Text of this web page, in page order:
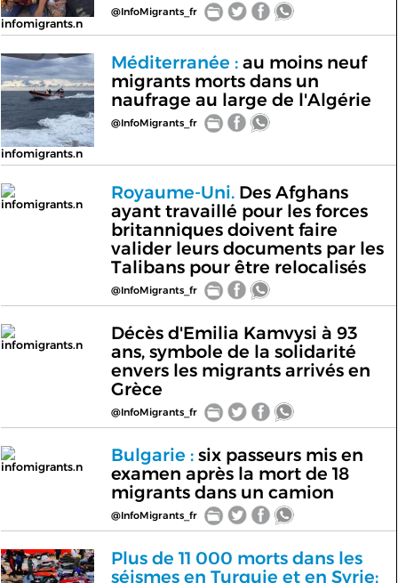
infomigrants.n
@InfoMigrants_fr
infomigrants.n
Méditerranée :au moins neuf
migrants morts dans un
naufrage au large de l'Algérie
@InfoMigrants_fr
infomigrants.n
Royaume-Uni.Des Afghans
ayant travaillé pour les forces
britanniques doivent faire
valider leurs documents par les
Talibans pour être relocalisés
@InfoMigrants_fr
infomigrants.n
Décès d'Emilia Kamvysi à 93
ans, symbole de la solidarité
envers les migrants arrivés en
Grèce
@InfoMigrants_fr
infomigrants.n
Bulgarie :six passeurs mis en
examen après la mort de 18
migrants dans un camion
@InfoMigrants_fr
Plus de 11 000 morts dans les
séismes en Turquie et en Syrie: